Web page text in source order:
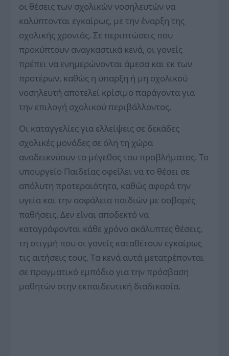
οι θέσεις των σχολικών νοσηλευτών να
καλύπτονται εγκαίρως, με την έναρξη της
σχολικής χρονιάς. Σε περιπτώσεις που
προκύπτουν αναγκαστικά κενά, οι γονείς
πρέπει να ενημερώνονται άμεσα και εκ των
προτέρων, καθώς η ύπαρξη ή μη σχολικού
νοσηλευτή αποτελεί κρίσιμο παράγοντα για
την επιλογή σχολικού περιβάλλοντος.
Οι καταγγελίες για ελλείψεις σε δεκάδες
σχολικές μονάδες σε όλη τη χώρα
αναδεικνύουν το μέγεθος του προβλήματος. Το
υπουργείο Παιδείας οφείλει να το θέσει σε
απόλυτη προτεραιότητα, καθώς αφορά την
υγεία και την ασφάλεια παιδιών με σοβαρές
παθήσεις. Δεν είναι αποδεκτό να
καταγράφονται κάθε χρόνο ακάλυπτες θέσεις,
τη στιγμή που οι γονείς καταθέτουν εγκαίρως
τις αιτήσεις τους. Τα κενά αυτά μετατρέπονται
σε πραγματικό εμπόδιο για την πρόσβαση
μαθητών στην εκπαιδευτική διαδικασία.